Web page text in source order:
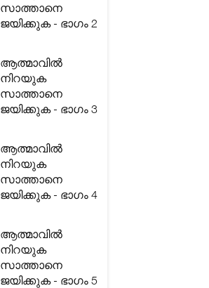
സാത്താനെ
ജയിക്കുക - ഭാഗം 2
ആത്മാവിൽ
നിറയുക
സാത്താനെ
ജയിക്കുക - ഭാഗം 3
ആത്മാവിൽ
നിറയുക
സാത്താനെ
ജയിക്കുക - ഭാഗം 4
ആത്മാവിൽ
നിറയുക
സാത്താനെ
ജയിക്കുക - ഭാഗം 5